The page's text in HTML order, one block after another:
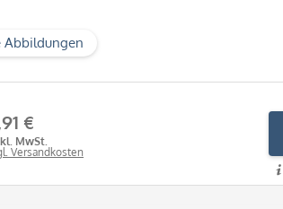
Abbildungen
€
MwSt.
Versandkosten